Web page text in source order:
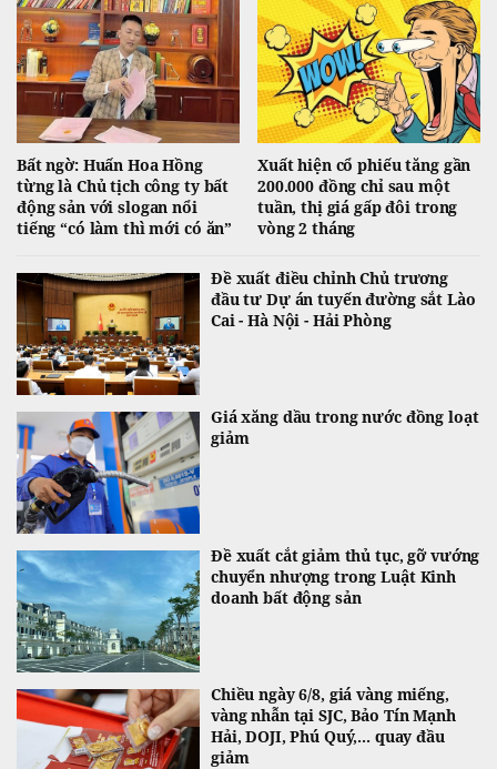
Bất ngờ: Huấn Hoa Hồng
từng là Chủ tịch công ty bất
động sản với slogan nổi
tiếng “có làm thì mới có ăn”
Xuất hiện cổ phiếu tăng gần
200.000 đồng chỉ sau một
tuần, thị giá gấp đôi trong
vòng 2 tháng
Đề xuất điều chỉnh Chủ trương
đầu tư Dự án tuyến đường sắt Lào
Cai - Hà Nội - Hải Phòng
Giá xăng dầu trong nước đồng loạt
giảm
Đề xuất cắt giảm thủ tục, gỡ vướng
chuyển nhượng trong Luật Kinh
doanh bất động sản
Chiều ngày 6/8, giá vàng miếng,
vàng nhẫn tại SJC, Bảo Tín Mạnh
Hải, DOJI, Phú Quý,... quay đầu
giảm